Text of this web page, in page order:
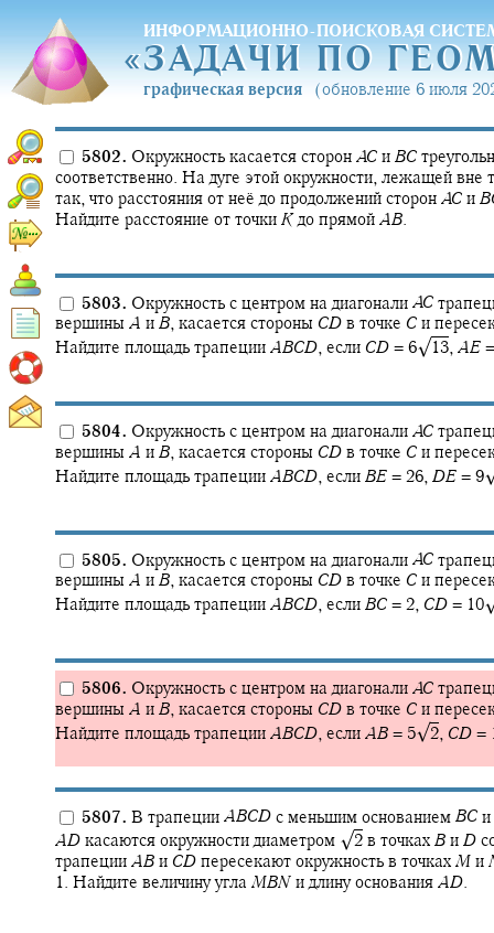
ИНФОРМАЦИОННО-ПОИСКОВАЯ
«ЗАДАЧИ ПО
«ЗАДАЧИ ПО
графическая версия (обновление 6 июля
5802. Окружность касается сторон AC и BC
соответственно. На дуге этой окружности, лежащей вне
так, что расстояния от неё до продолжений сторон AC и B
Найдите расстояние от точки Kдо прямой AB.
5803. Окружность с центром на диагонали AC
вершины A и B, касается стороны CD в точке C и
Найдите площадь трапеции ABCD, если CD = 6‍√13, AE
5804. Окружность с центром на диагонали AC
вершины A и B, касается стороны CD в точке C и
Найдите площадь трапеции ABCD, если BE = 26, DE = 9‍
5805. Окружность с центром на диагонали AC
вершины A и B, касается стороны CD в точке C и
Найдите площадь трапеции ABCD, если BC = 2, CD = 10‍
5806. Окружность с центром на диагонали AC
вершины A и B, касается стороны CD в точке C и
Найдите площадь трапеции ABCD, если AB = 5‍√2, CD =
5807. В трапеции ABCD с меньшим основанием BC
AD касаются окружности диаметром √2 в точках B и D
трапеции AB и CD пересекают окружность в точках M и
1. Найдите величину угла MBN и длину основания AD.